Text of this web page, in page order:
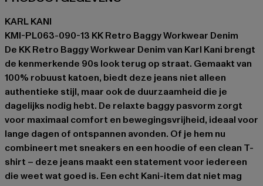
KARL KANI
KMI-PL063-090-13 KK Retro Baggy Workwear Denim
De KK Retro Baggy Workwear Denim van Karl Kani brengt
de kenmerkende 90s look terug op straat. Gemaakt van
100% robuust katoen, biedt deze jeans niet alleen
authentieke stijl, maar ook de duurzaamheid die je
dagelijks nodig hebt. De relaxte baggy pasvorm zorgt
voor maximaal comfort en bewegingsvrijheid, ideaal voor
lange dagen of ontspannen avonden. Of je hem nu
combineert met sneakers en een hoodie of een clean T-
shirt – deze jeans maakt een statement voor iedereen
die weet wat goed is. Een echt Kani-item dat niet mag